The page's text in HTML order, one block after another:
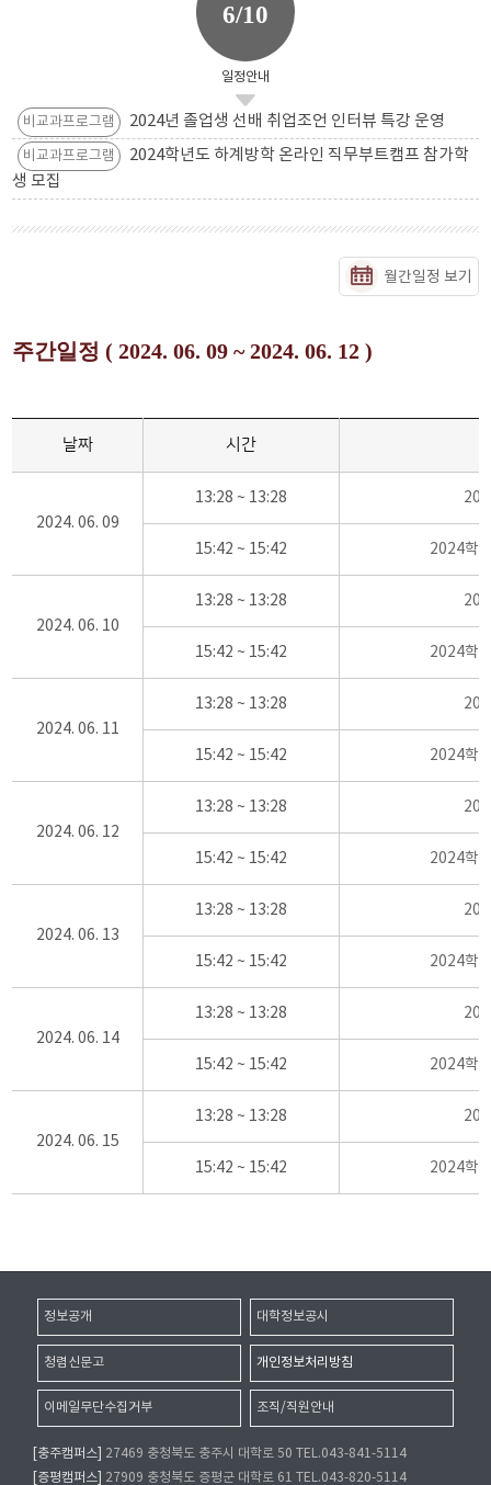
6/10
일정안내
비교과프로그램 2024년 졸업생 선배 취업조언 인터뷰 특강 운영
비교과프로그램
2024학년도 하계방학 온라인 직무부트캠프 참가학
생 모집
월간일정 보기
주간일정 ( 2024. 06. 09 ~ 2024. 06. 12 )
날짜 시간
2024. 06. 09
13:28 ~ 13:28
15:42 ~ 15:42 2024학
2024. 06. 10
13:28 ~ 13:28
15:42 ~ 15:42 2024학
2024. 06. 11
13:28 ~ 13:28
15:42 ~ 15:42 2024학
2024. 06. 12
13:28 ~ 13:28
15:42 ~ 15:42 2024학
2024. 06. 13
13:28 ~ 13:28
15:42 ~ 15:42 2024학
2024. 06. 14
13:28 ~ 13:28
15:42 ~ 15:42 2024학
2024. 06. 15
13:28 ~ 13:28
15:42 ~ 15:42 2024학
정보공개 대학정보공시
청렴신문고 개인정보처리방침
이메일무단수집거부 조직/직원안내
[충주캠퍼스]
27469 충청북도 충주시 대학로 50 TEL.043-841-5114
[증평캠퍼스]
27909 충청북도 증평군 대학로 61 TEL.043-820-5114